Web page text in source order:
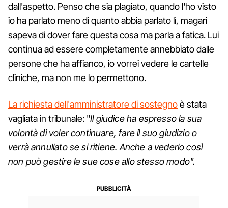
dall'aspetto. Penso che sia plagiato, quando l'ho visto
io ha parlato meno di quanto abbia parlato lì, magari
sapeva di dover fare questa cosa ma parla a fatica. Lui
continua ad essere completamente annebbiato dalle
persone che ha affianco, io vorrei vedere le cartelle
cliniche, ma non me lo permettono.
La richiesta dell'amministratore di sostegnoè stata
vagliata in tribunale: "Il giudice ha espresso la sua
volontà di voler continuare, fare il suo giudizio o
verrà annullato se si ritiene. Anche a vederlo così
non può gestire le sue cose allo stesso modo".